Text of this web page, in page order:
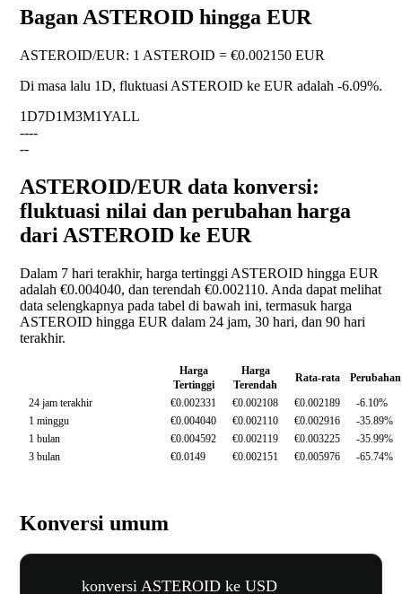
Bagan ASTEROID hingga EUR
ASTEROID/EUR: 1 ASTEROID = €0.002150 EUR
Di masa lalu 1D, fluktuasi ASTEROID ke EUR adalah -6.09%.
1D7D1M3M1YALL
----
--
ASTEROID/EUR data konversi:
fluktuasi nilai dan perubahan harga
dari ASTEROID ke EUR
Dalam 7 hari terakhir, harga tertinggi ASTEROID hingga EUR
adalah €0.004040, dan terendah €0.002110. Anda dapat melihat
data selengkapnya pada tabel di bawah ini, termasuk harga
ASTEROID hingga EUR dalam 24 jam, 30 hari, dan 90 hari
terakhir.
Harga
Tertinggi
Harga
Terendah
Rata-rata
Perubahan
24 jam terakhir
€0.002331 €0.002108 €0.002189
-6.10%
1 minggu
€0.004040 €0.002110 €0.002916
-35.89%
1 bulan
€0.004592 €0.002119 €0.003225
-35.99%
3 bulan
€0.0149 €0.002151 €0.005976 -65.74%
Konversi umum
konversi ASTEROID ke USD